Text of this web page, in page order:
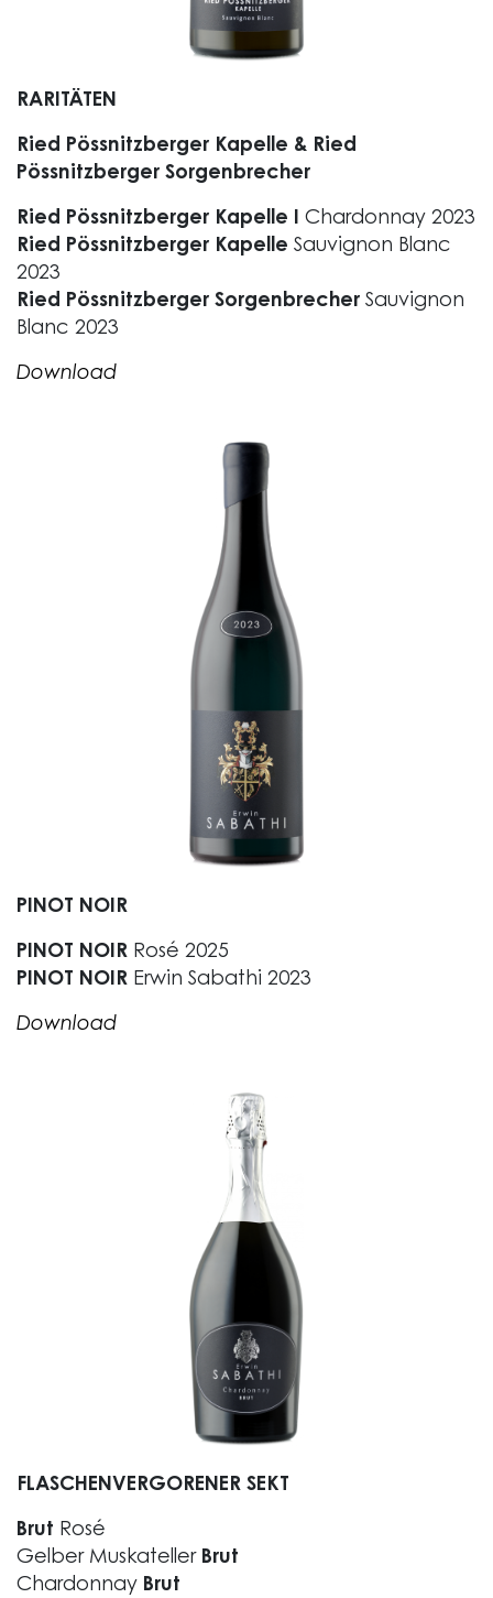
RARITÄTEN
Ried Pössnitzberger Kapelle & Ried
Pössnitzberger Sorgenbrecher
Ried Pössnitzberger Kapelle I Chardonnay 2023
Ried Pössnitzberger Kapelle Sauvignon Blanc
2023
Ried Pössnitzberger Sorgenbrecher Sauvignon
Blanc 2023
Download
PINOT NOIR
PINOT NOIR Rosé 2025
PINOT NOIR Erwin Sabathi 2023
Download
FLASCHENVERGORENER SEKT
Brut Rosé
Gelber MuskatellerBrut
Chardonnay Brut